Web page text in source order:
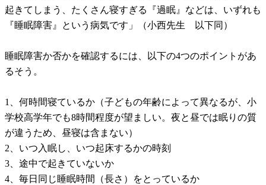
起きてしまう、たくさん寝すぎる『過眠』などは、いずれも
『睡眠障害』という病気です」（小西先生 以下同）
睡眠障害か否かを確認するには、以下の4つのポイントがあ
るそう。
1、何時間寝ているか（子どもの年齢によって異なるが、小
学校高学年でも8時間程度が望ましい。夜と昼では眠りの質
が違うため、昼寝は含まない）
2、いつ入眠し、いつ起床するかの時刻
3、途中で起きていないか
4、毎日同じ睡眠時間（長さ）をとっているか